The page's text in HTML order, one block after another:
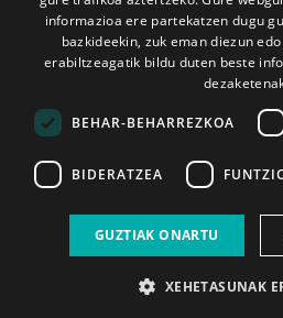
2026ko eka. 1a
informazioa ere partekatzen dugu
bazkideekin, zuk eman diezun
erabiltzeagatik bildu duten beste
BEHAR-BEHARREZKOA
BIDERATZEA
GUZTIAK ONARTU
XEHETASUNAK